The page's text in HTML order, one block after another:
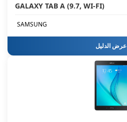
GALAXY TAB A (9.7, WI-FI)
SAMSUNG
عرض الدليل